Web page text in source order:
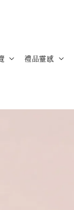
禮品靈感